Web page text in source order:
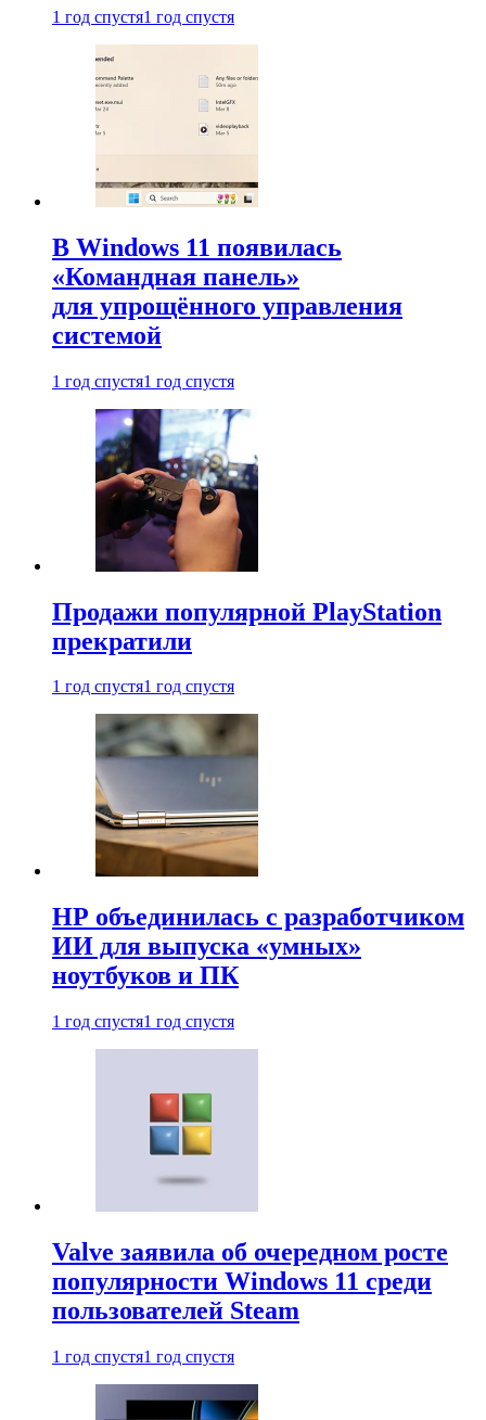
1 год спустя1 год спустя
В Windows 11 появилась
«Командная панель»
для упрощённого управления
системой
1 год спустя1 год спустя
Продажи популярной PlayStation
прекратили
1 год спустя1 год спустя
HP объединилась с разработчиком
ИИ для выпуска «умных»
ноутбуков и ПК
1 год спустя1 год спустя
Valve заявила об очередном росте
популярности Windows 11 среди
пользователей Steam
1 год спустя1 год спустя